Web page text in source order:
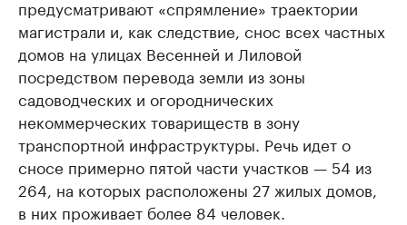
предусматривают «спрямление» траектории
магистрали и, как следствие, снос всех частных
домов на улицах Весенней и Лиловой
посредством перевода земли из зоны
садоводческих и огороднических
некоммерческих товариществ в зону
транспортной инфраструктуры. Речь идет о
сносе примерно пятой части участков — 54 из
264, на которых расположены 27 жилых домов,
в них проживает более 84 человек.